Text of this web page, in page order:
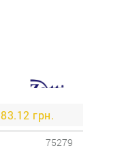
83.12 грн.
75279